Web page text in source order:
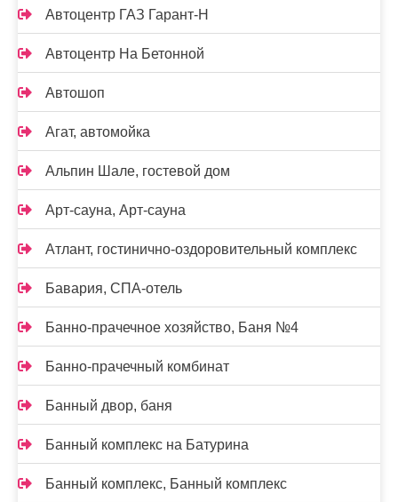
Автоцентр ГАЗ Гарант-Н
Автоцентр На Бетонной
Автошоп
Агат, автомойка
Альпин Шале, гостевой дом
Арт-сауна, Арт-сауна
Атлант, гостинично-оздоровительный комплекс
Бавария, СПА-отель
Банно-прачечное хозяйство, Баня №4
Банно-прачечный комбинат
Банный двор, баня
Банный комплекс на Батурина
Банный комплекс, Банный комплекс